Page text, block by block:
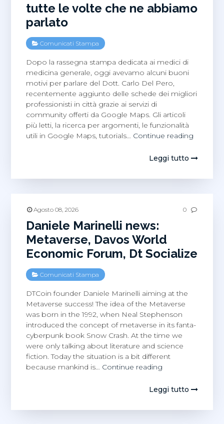
tutte le volte che ne abbiamo
parlato
Comunicati Stampa
Dopo la rassegna stampa dedicata ai medici di
medicina generale, oggi avevamo alcuni buoni
motivi per parlare del Dott. Carlo Del Pero,
recentemente aggiunto delle schede dei migliori
professionisti in città grazie ai servizi di
community offerti da Google Maps. Gli articoli
più letti, la ricerca per argomenti, le funzionalità
utili in Google Maps, tutorials… Continue reading
Del
a
le
Leggi tutto
Agosto 08, 2026 0
Daniele Marinelli news:
Metaverse, Davos World
Economic Forum, Dt Socialize
Comunicati Stampa
DTCoin founder Daniele Marinelli aiming at the
Metaverse success! The idea of the Metaverse
was born in the 1992, when Neal Stephenson
introduced the concept of metaverse in its fanta-
cyberpunk book Snow Crash. At the time we
were only talking about literature and science
fiction. Today the situation is a bit different
because mankind is… Continue reading
news:
Davos
Leggi tutto